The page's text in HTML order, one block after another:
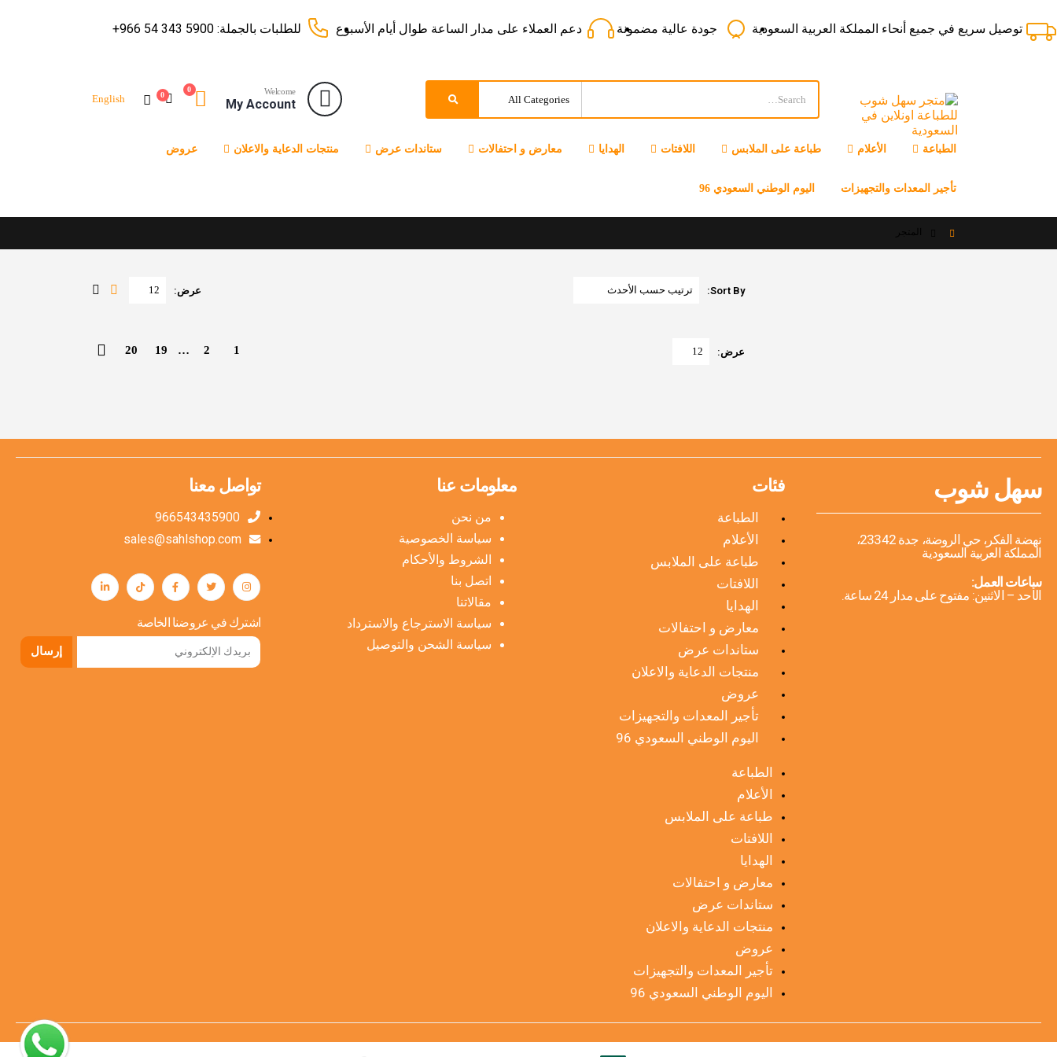
توصيل سريع في جميع أنحاء المملكة العربية السعودية جودة عالية مضمونة دعم العملاء على مدار الساعة طوال أيام الأسبوع للطلبات بالجملة: +966 54 343 5900
Welcome
My Account
0
0
English
الطباعة الأعلام طباعة على الملابس اللافتات الهدايا معارض و احتفالات ستاندات عرض منتجات الدعاية والاعلان عروض
تأجير المعدات والتجهيزات اليوم الوطني السعودي 96
Sort By: عرض:
عرض: 1
2
…
19
20
سهل شوب
نهضة الفكر، حي الروضة، جدة 23342،
المملكة العربية السعودية
ساعات العمل:
الأحد – الاثنين: مفتوح على مدار 24 ساعة.
فئات
الطباعة
الأعلام
طباعة على الملابس
اللافتات
الهدايا
معارض و احتفالات
ستاندات عرض
منتجات الدعاية والاعلان
عروض
تأجير المعدات والتجهيزات
اليوم الوطني السعودي 96
الطباعة
الأعلام
طباعة على الملابس
اللافتات
الهدايا
معارض و احتفالات
ستاندات عرض
منتجات الدعاية والاعلان
عروض
تأجير المعدات والتجهيزات
اليوم الوطني السعودي 96
معلومات عنا
من نحن
سياسة الخصوصية
الشروط والأحكام
اتصل بنا
مقالاتنا
سياسة الاسترجاع والاسترداد
سياسة الشحن والتوصيل
تواصل معنا
966543435900
sales@sahlshop.com
اشترك في عروضنا الخاصة
إرسال